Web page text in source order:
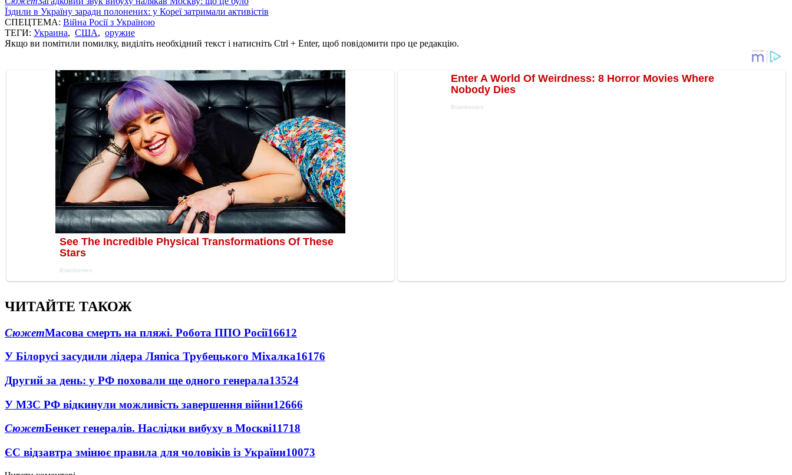
Їздили в Україну заради полонених: у Кореї затримали активістів
СПЕЦТЕМА: Війна Росії з Україною
ТЕГИ: Украина, США, оружие
Якщо ви помітили помилку, виділіть необхідний текст і натисніть Ctrl + Enter, щоб повідомити про це редакцію.
ЧИТАЙТЕ ТАКОЖ
СюжетМасова смерть на пляжі. Робота ППО Росії16612
У Білорусі засудили лідера Ляпіса Трубецького Міхалка16176
Другий за день: у РФ поховали ще одного генерала13524
У МЗС РФ відкинули можливість завершення війни12666
СюжетБенкет генералів. Наслідки вибуху в Москві11718
ЄС відзавтра змінює правила для чоловіків із України10073